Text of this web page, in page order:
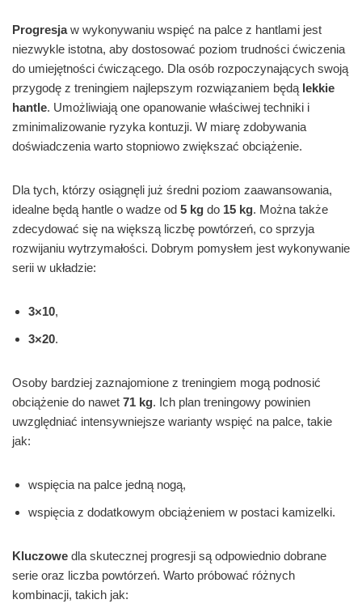
Progresjaw wykonywaniu wspięć na palce z hantlami jest
niezwykle istotna, aby dostosować poziom trudności ćwiczenia
do umiejętności ćwiczącego. Dla osób rozpoczynających swoją
przygodę z treningiem najlepszym rozwiązaniem będą lekkie
hantle. Umożliwiają one opanowanie właściwej techniki i
zminimalizowanie ryzyka kontuzji. W miarę zdobywania
doświadczenia warto stopniowo zwiększać obciążenie.
Dla tych, którzy osiągnęli już średni poziom zaawansowania,
idealne będą hantle o wadze od 5 kg do 15 kg. Można także
zdecydować się na większą liczbę powtórzeń, co sprzyja
rozwijaniu wytrzymałości. Dobrym pomysłem jest wykonywanie
serii w układzie:
3×10,
3×20.
Osoby bardziej zaznajomione z treningiem mogą podnosić
obciążenie do nawet 71 kg. Ich plan treningowy powinien
uwzględniać intensywniejsze warianty wspięć na palce, takie
jak:
wspięcia na palce jedną nogą,
wspięcia z dodatkowym obciążeniem w postaci kamizelki.
Kluczowe dla skutecznej progresji są odpowiednio dobrane
serie oraz liczba powtórzeń. Warto próbować różnych
kombinacji, takich jak: